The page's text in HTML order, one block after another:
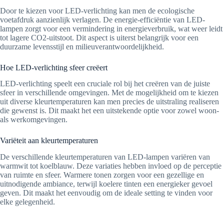
Door te kiezen voor LED-verlichting kan men de ecologische
voetafdruk aanzienlijk verlagen. De energie-efficiëntie van LED-
lampen zorgt voor een vermindering in energieverbruik, wat weer leidt
tot lagere CO2-uitstoot. Dit aspect is uiterst belangrijk voor een
duurzame levensstijl en milieuverantwoordelijkheid.
Hoe LED-verlichting sfeer creëert
LED-verlichting speelt een cruciale rol bij het creëren van de juiste
sfeer in verschillende omgevingen. Met de mogelijkheid om te kiezen
uit diverse kleurtemperaturen kan men precies de uitstraling realiseren
die gewenst is. Dit maakt het een uitstekende optie voor zowel woon-
als werkomgevingen.
Variëteit aan kleurtemperaturen
De verschillende kleurtemperaturen van LED-lampen variëren van
warmwit tot koelblauw. Deze variaties hebben invloed op de perceptie
van ruimte en sfeer. Warmere tonen zorgen voor een gezellige en
uitnodigende ambiance, terwijl koelere tinten een energieker gevoel
geven. Dit maakt het eenvoudig om de ideale setting te vinden voor
elke gelegenheid.